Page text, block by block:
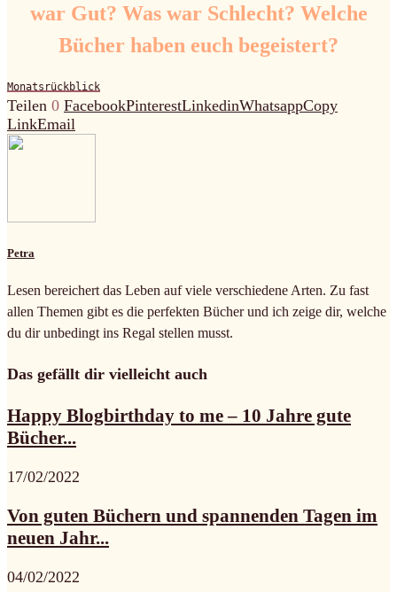
war Gut? Was war Schlecht? Welche
Bücher haben euch begeistert?
Monatsrückblick
Teilen 0 FacebookPinterestLinkedinWhatsappCopy
LinkEmail
Petra
Lesen bereichert das Leben auf viele verschiedene Arten. Zu fast
allen Themen gibt es die perfekten Bücher und ich zeige dir, welche
du dir unbedingt ins Regal stellen musst.
Das gefällt dir vielleicht auch
Happy Blogbirthday to me – 10 Jahre gute
Bücher...
17/02/2022
Von guten Büchern und spannenden Tagen im
neuen Jahr...
04/02/2022